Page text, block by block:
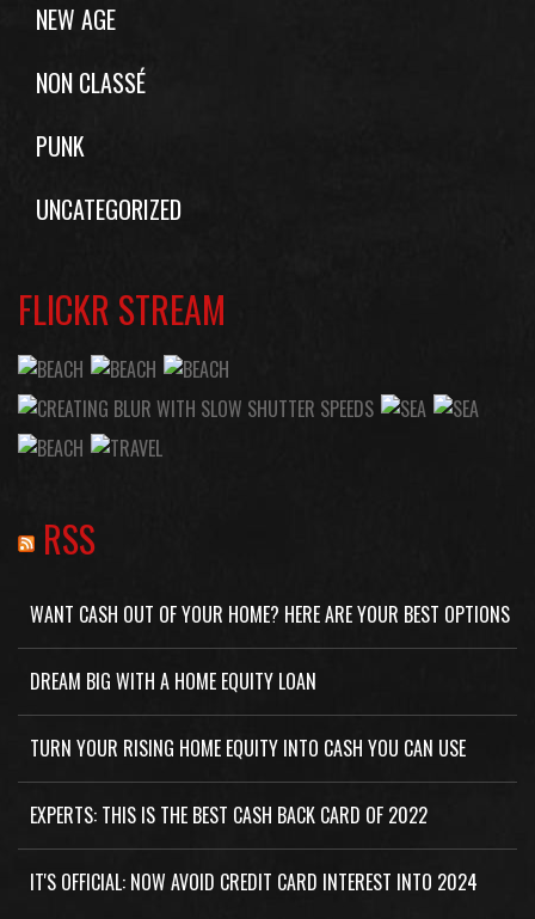
NEW AGE
NON CLASSÉ
PUNK
UNCATEGORIZED
FLICKR STREAM
RSS
WANT CASH OUT OF YOUR HOME? HERE ARE YOUR BEST OPTIONS
DREAM BIG WITH A HOME EQUITY LOAN
TURN YOUR RISING HOME EQUITY INTO CASH YOU CAN USE
EXPERTS: THIS IS THE BEST CASH BACK CARD OF 2022
IT'S OFFICIAL: NOW AVOID CREDIT CARD INTEREST INTO 2024